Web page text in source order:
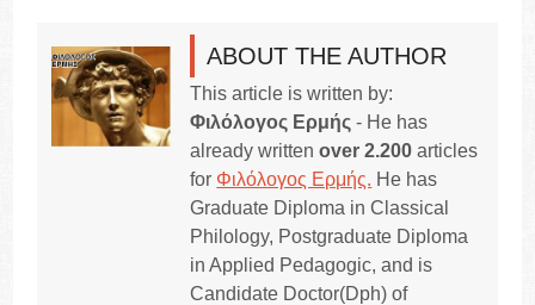
ABOUT THE AUTHOR
This article is written by:
Φιλόλογος Ερμής - He has
already writtenover 2.200 articles
for Φιλόλογος Ερμής. He has
Graduate Diploma in Classical
Philology, Postgraduate Diploma
in Applied Pedagogic, and is
Candidate Doctor(Dph) of